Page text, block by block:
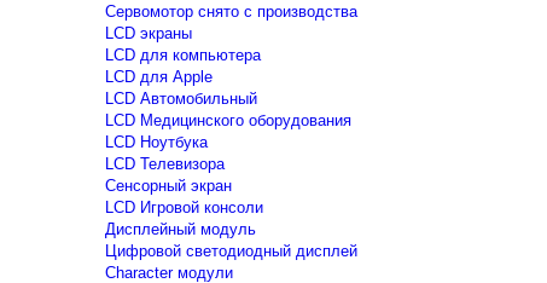
Сервомотор снято с производства
LCD экраны
LCD для компьютера
LCD для Apple
LCD Автомобильный
LCD Медицинского оборудования
LCD Ноутбука
LCD Телевизора
Сенсорный экран
LCD Игровой консоли
Дисплейный модуль
Цифровой светодиодный дисплей
Сharacter модули